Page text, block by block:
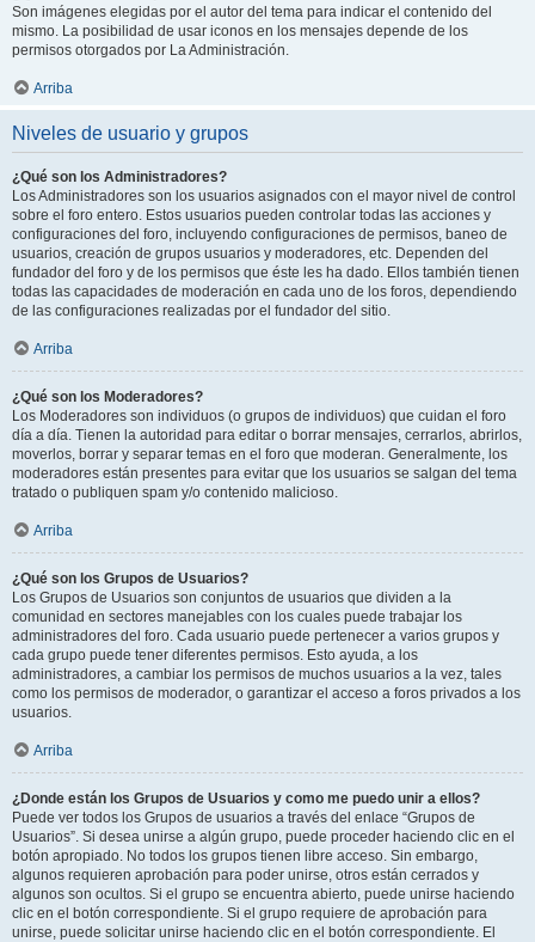
Son imágenes elegidas por el autor del tema para indicar el contenido del
mismo. La posibilidad de usar iconos en los mensajes depende de los
permisos otorgados por La Administración.
Arriba
Niveles de usuario y grupos
¿Qué son los Administradores?
Los Administradores son los usuarios asignados con el mayor nivel de control
sobre el foro entero. Estos usuarios pueden controlar todas las acciones y
configuraciones del foro, incluyendo configuraciones de permisos, baneo de
usuarios, creación de grupos usuarios y moderadores, etc. Dependen del
fundador del foro y de los permisos que éste les ha dado. Ellos también tienen
todas las capacidades de moderación en cada uno de los foros, dependiendo
de las configuraciones realizadas por el fundador del sitio.
Arriba
¿Qué son los Moderadores?
Los Moderadores son individuos (o grupos de individuos) que cuidan el foro
día a día. Tienen la autoridad para editar o borrar mensajes, cerrarlos, abrirlos,
moverlos, borrar y separar temas en el foro que moderan. Generalmente, los
moderadores están presentes para evitar que los usuarios se salgan del tema
tratado o publiquen spam y/o contenido malicioso.
Arriba
¿Qué son los Grupos de Usuarios?
Los Grupos de Usuarios son conjuntos de usuarios que dividen a la
comunidad en sectores manejables con los cuales puede trabajar los
administradores del foro. Cada usuario puede pertenecer a varios grupos y
cada grupo puede tener diferentes permisos. Esto ayuda, a los
administradores, a cambiar los permisos de muchos usuarios a la vez, tales
como los permisos de moderador, o garantizar el acceso a foros privados a los
usuarios.
Arriba
¿Donde están los Grupos de Usuarios y como me puedo unir a ellos?
Puede ver todos los Grupos de usuarios a través del enlace “Grupos de
Usuarios”. Si desea unirse a algún grupo, puede proceder haciendo clic en el
botón apropiado. No todos los grupos tienen libre acceso. Sin embargo,
algunos requieren aprobación para poder unirse, otros están cerrados y
algunos son ocultos. Si el grupo se encuentra abierto, puede unirse haciendo
clic en el botón correspondiente. Si el grupo requiere de aprobación para
unirse, puede solicitar unirse haciendo clic en el botón correspondiente. El